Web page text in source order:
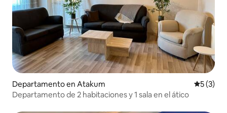
Departamento en Atakum
5 (3)
Departamento de 2 habitaciones y 1 sala en el ático